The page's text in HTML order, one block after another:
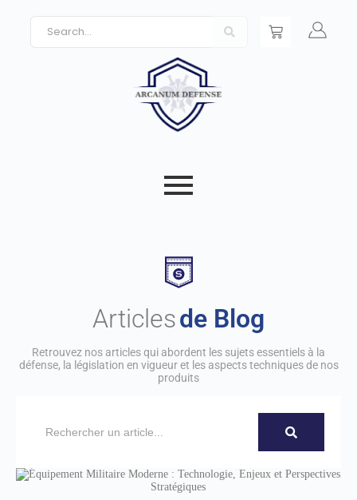
Articlesde Blog
Retrouvez nos articles qui abordent les sujets essentiels à la
défense, la législation en vigueur et les aspects techniques de nos
produits